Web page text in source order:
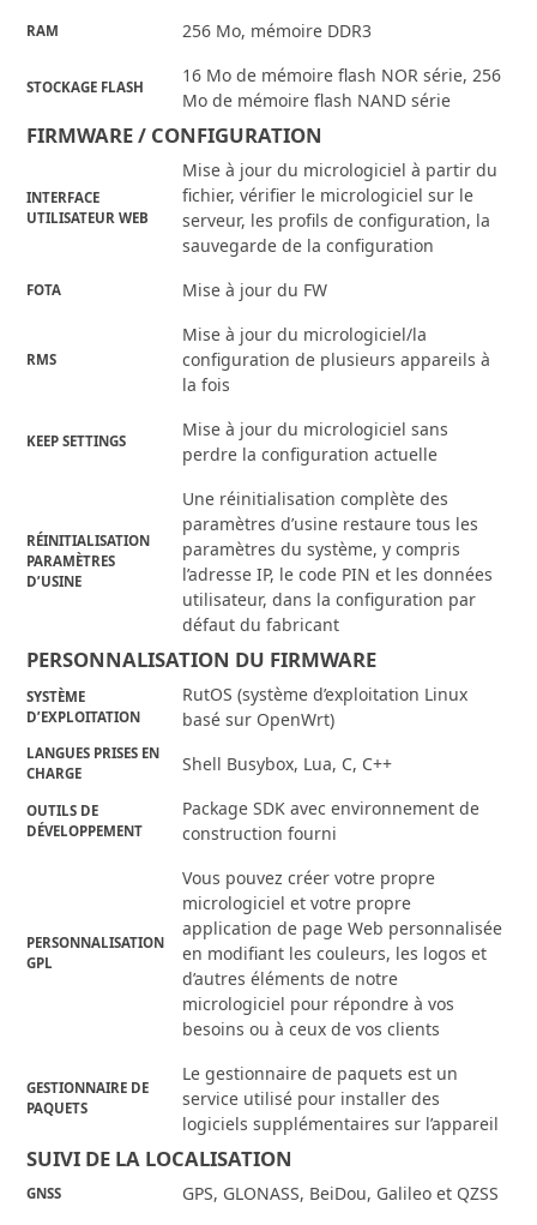
RAM 256 Mo, mémoire DDR3
STOCKAGE FLASH
16 Mo de mémoire flash NOR série, 256
Mo de mémoire flash NAND série
FIRMWARE / CONFIGURATION
INTERFACE
UTILISATEUR WEB
Mise à jour du micrologiciel à partir du
fichier, vérifier le micrologiciel sur le
serveur, les profils de configuration, la
sauvegarde de la configuration
FOTA Mise à jour du FW
RMS
Mise à jour du micrologiciel/la
configuration de plusieurs appareils à
la fois
KEEP SETTINGS
Mise à jour du micrologiciel sans
perdre la configuration actuelle
RÉINITIALISATION
PARAMÈTRES
D’USINE
Une réinitialisation complète des
paramètres d’usine restaure tous les
paramètres du système, y compris
l’adresse IP, le code PIN et les données
utilisateur, dans la configuration par
défaut du fabricant
PERSONNALISATION DU FIRMWARE
SYSTÈME
D’EXPLOITATION
RutOS (système d’exploitation Linux
basé sur OpenWrt)
LANGUES PRISES EN
CHARGE
Shell Busybox, Lua, C, C++
OUTILS DE
DÉVELOPPEMENT
Package SDK avec environnement de
construction fourni
PERSONNALISATION
GPL
Vous pouvez créer votre propre
micrologiciel et votre propre
application de page Web personnalisée
en modifiant les couleurs, les logos et
d’autres éléments de notre
micrologiciel pour répondre à vos
besoins ou à ceux de vos clients
GESTIONNAIRE DE
PAQUETS
Le gestionnaire de paquets est un
service utilisé pour installer des
logiciels supplémentaires sur l’appareil
SUIVI DE LA LOCALISATION
GNSS GPS, GLONASS, BeiDou, Galileo et QZSS